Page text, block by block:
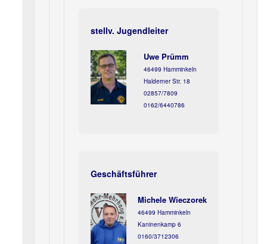
stellv. Jugendleiter
Uwe Prümm
46499 Hamminkeln
Halderner Str. 18
02857/7809
0162/6440786
Geschäftsführer
Michele Wieczorek
46499 Hamminkeln
Kaninenkamp 6
0160/3712306